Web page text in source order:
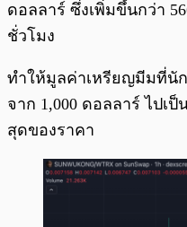
ดอลลาร์ ซึ่งเพิ่มขึ้นกว่า
ชั่วโมง
ทำให้มูลค่าเหรียญมีมที่นั
จาก 1,000 ดอลลาร์ ไปเ
สุดของราคา